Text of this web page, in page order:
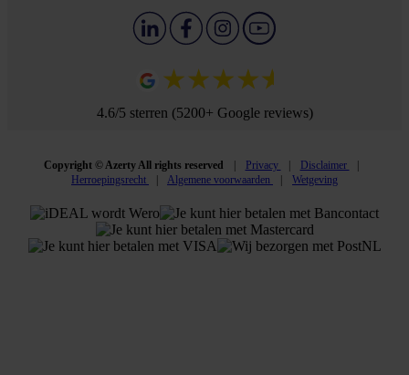
4.6/5 sterren (5200+ Google reviews)
Copyright © Azerty All rights reserved Privacy
Disclaimer
Herroepingsrecht
Algemene voorwaarden Wetgeving